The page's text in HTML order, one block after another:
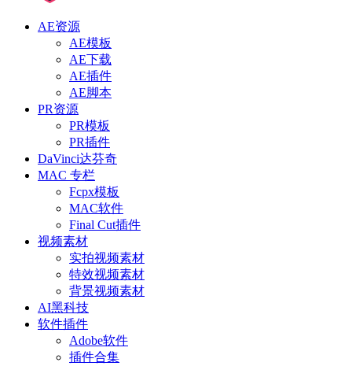
AE资源
AE模板
AE下载
AE插件
AE脚本
PR资源
PR模板
PR插件
DaVinci达芬奇
MAC 专栏
Fcpx模板
MAC软件
Final Cut插件
视频素材
实拍视频素材
特效视频素材
背景视频素材
AI黑科技
软件插件
Adobe软件
插件合集